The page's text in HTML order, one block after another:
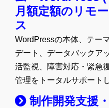
月額定額のリモ
ス
WordPressの本体、テー
デート、データバックア
活監視、障害対応・緊急
管理をトータルサポート
制作開発支援